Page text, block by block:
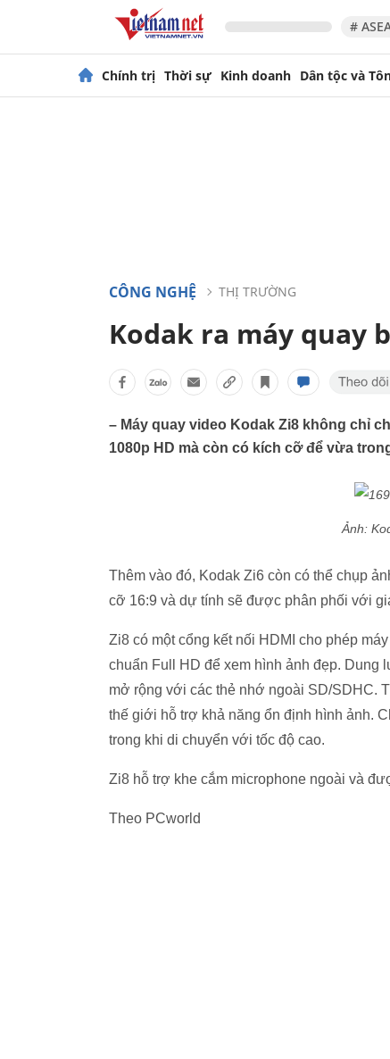
#
Chính trị Thời sự Kinh doanh Dân tộc và
CÔNG NGHỆ THỊ TRƯỜNG
Kodak ra máy quay
– Máy quay video Kodak Zi8 không chỉ
1080p HD mà còn có kích cỡ để vừa
Ảnh:
Thêm vào đó, Kodak Zi6 còn có thể chụp
cỡ 16:9 và dự tính sẽ được phân phối với
Zi8 có một cổng kết nối HDMI cho phép
chuẩn Full HD để xem hình ảnh đẹp.
mở rộng với các thẻ nhớ ngoài SD/SDHC.
thế giới hỗ trợ khả năng ổn định hình ảnh.
trong khi di chuyển với tốc độ cao.
Zi8 hỗ trợ khe cắm microphone ngoài và
Theo PCworld